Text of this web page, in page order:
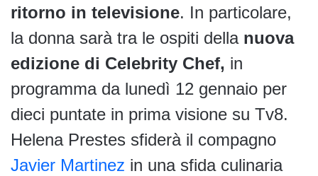
ritorno in televisione. In particolare,
la donna sarà tra le ospiti della nuova
edizione di Celebrity Chef, in
programma da lunedì 12 gennaio per
dieci puntate in prima visione su Tv8.
Helena Prestes sfiderà il compagno
Javier Martinez in una sfida culinaria